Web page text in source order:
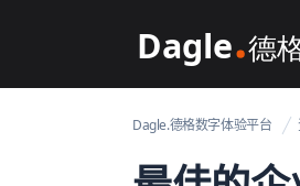
Dagle@数字体验管理
Dagle.德格数字体验平台